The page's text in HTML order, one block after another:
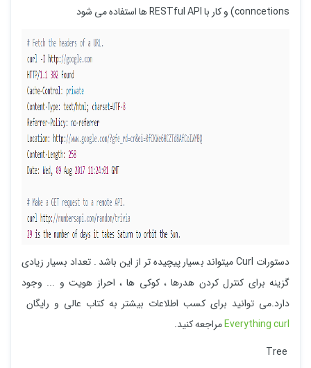
conncetions) و کار با RESTful API ها استفاده می شود
دستورات Curl میتواند بسیار پیچیده تر از این باشد . تعداد بسیار زیادی
گزینه برای کنترل کردن هدرها ، کوکی ها ، احراز هویت و ... وجود
دارد.می توانید برای کسب اطلاعات بیشتر به کتاب عالی و رایگان
Everything curlمراجعه کنید.